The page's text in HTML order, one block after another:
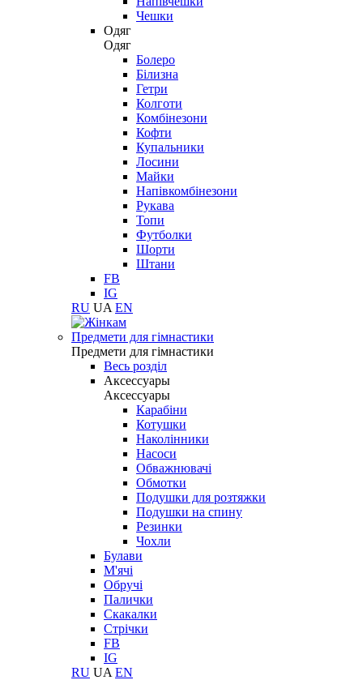
Чешки
Одяг
Одяг
Болеро
Білизна
Гетри
Колготи
Комбінезони
Кофти
Купальники
Лосини
Майки
Напівкомбінезони
Рукава
Топи
Футболки
Шорти
Штани
FB
IG
RU UA EN
Предмети для гімнастики
Предмети для гімнастики
Весь розділ
Аксессуары
Аксессуары
Карабіни
Котушки
Наколінники
Насоси
Обважнювачі
Обмотки
Подушки для розтяжки
Подушки на спину
Резинки
Чохли
Булави
М'ячі
Обручі
Палички
Скакалки
Стрічки
FB
IG
RU UA EN